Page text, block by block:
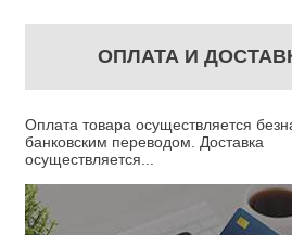
ОПЛАТА И
Оплата товара осуществляется
банковским переводом. Доставка
осуществляется...